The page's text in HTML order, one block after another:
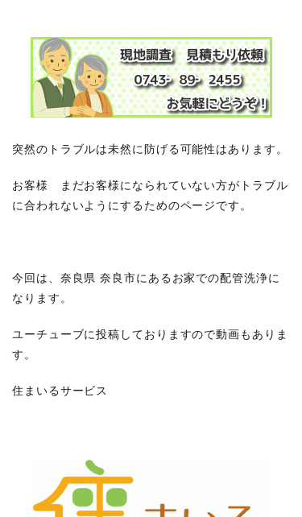
突然のトラブルは未然に防げる可能性はあります。
お客様 まだお客様になられていない方がトラブル
に合われないようにするためのページです。
今回は、奈良県 奈良市にあるお家での配管洗浄に
なります。
ユーチューブに投稿しておりますので動画もありま
す。
住まいるサービス